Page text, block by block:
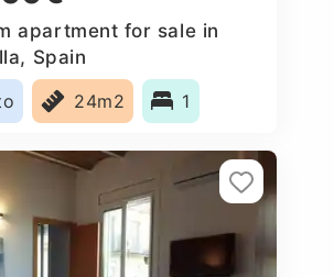
apartment for sale in
Spain
24m2 1